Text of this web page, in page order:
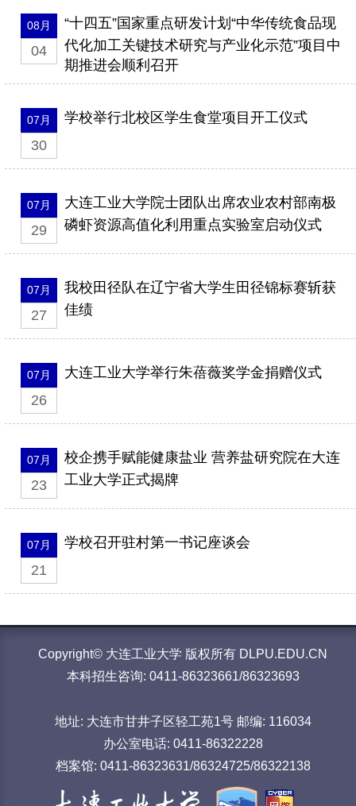
08月
04
“十四五”国家重点研发计划“中华传统食品现
代化加工关键技术研究与产业化示范”项目中
期推进会顺利召开
07月
30
学校举行北校区学生食堂项目开工仪式
07月
29
大连工业大学院士团队出席农业农村部南极
磷虾资源高值化利用重点实验室启动仪式
07月
27
我校田径队在辽宁省大学生田径锦标赛斩获
佳绩
07月
26
大连工业大学举行朱蓓薇奖学金捐赠仪式
07月
23
校企携手赋能健康盐业 营养盐研究院在大连
工业大学正式揭牌
07月
21
学校召开驻村第一书记座谈会
Copyright© 大连工业大学 版权所有 DLPU.EDU.CN
本科招生咨询: 0411-86323661/86323693
地址: 大连市甘井子区轻工苑1号 邮编: 116034
办公室电话: 0411-86322228
档案馆: 0411-86323631/86324725/86322138